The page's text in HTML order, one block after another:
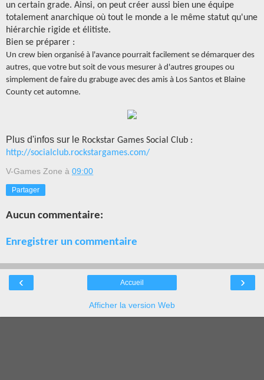
un certain grade. Ainsi, on peut créer aussi bien une équipe
totalement anarchique où tout le monde a le même statut qu'une
hiérarchie rigide et élitiste.
Bien se préparer :
Un crew bien organisé à l'avance pourrait facilement se démarquer des
autres, que votre but soit de vous mesurer à d'autres groupes ou
simplement de faire du grabuge avec des amis à Los Santos et Blaine
County cet automne.
Plus d'infos sur le Rockstar Games Social Club :
http://socialclub.rockstargames.com/
V-Games Zone à 09:00
Partager
Aucun commentaire:
Enregistrer un commentaire
‹ ›
Accueil
Afficher la version Web